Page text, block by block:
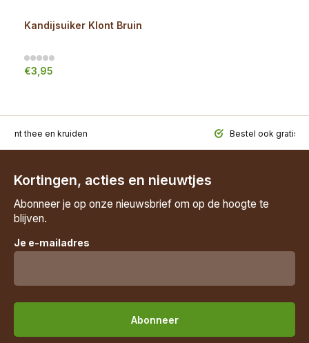
Kandijsuiker Klont Bruin
€3,95
thee en kruiden Bestel ook gratis
Kortingen, acties en nieuwtjes
Abonneer je op onze nieuwsbrief om op de hoogte te
blijven.
Je e-mailadres
Abonneer